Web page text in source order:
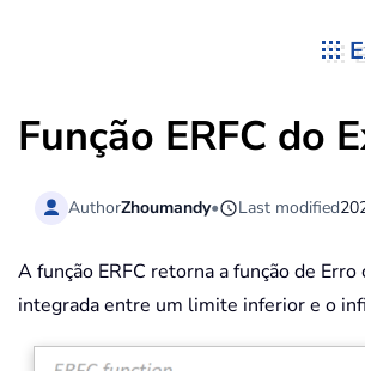
Função ERFC do
AuthorZhoumandy• Last modified
A função ERFC retorna a função de
integrada entre um limite inferior e o